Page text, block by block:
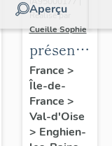
Aperçu
Réalisé par
Cueille Sophie
de
l'étude
du
patrimoine
France >
Île-de-
France >
Val-d'Oise
> Enghien-